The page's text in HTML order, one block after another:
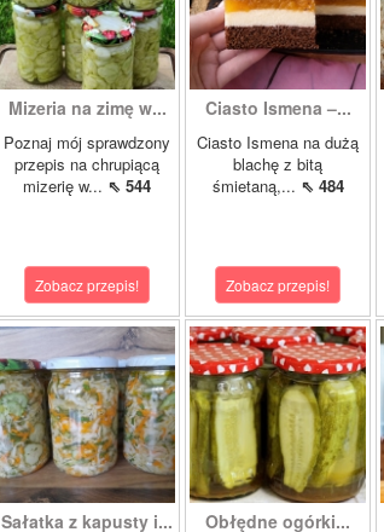
Mizeria na zimę w...
Poznaj mój sprawdzony
przepis na chrupiącą
mizerię w... ⇖ 544
Zobacz przepis!
Ciasto Ismena –...
Ciasto Ismena na dużą
blachę z bitą
śmietaną,... ⇖ 484
Zobacz przepis!
Sałatka z kapusty i... Obłędne ogórki...